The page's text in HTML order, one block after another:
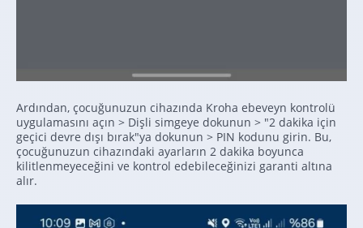
Ardından, çocuğunuzun cihazında Kroha ebeveyn kontrolü
uygulamasını açın > Dişli simgeye dokunun > "2 dakika için
geçici devre dışı bırak"ya dokunun > PIN kodunu girin. Bu,
çocuğunuzun cihazındaki ayarların 2 dakika boyunca
kilitlenmeyeceğini ve kontrol edebileceğinizi garanti altına
alır.